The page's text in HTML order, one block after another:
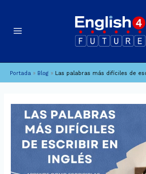
contenido
Portada » Blog » Las palabras más difíciles de
a
i